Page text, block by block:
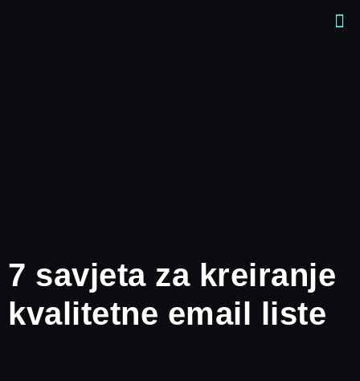
7 savjeta za kreiranje
kvalitetne email liste